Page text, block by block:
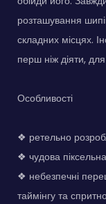
розташування
складних місцях.
перш ніж діяти, для
Особливості
❖ ретельно
❖ чудова
❖ небезпечні
таймінгу та